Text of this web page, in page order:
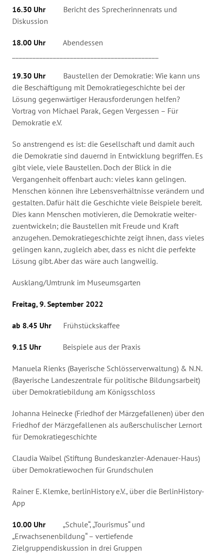
16.30 Uhr
Bericht des Sprecherinnenrats und
Diskussion
18.00 Uhr
Abendessen
19.30 Uhr Baustellen der Demokratie: Wie kann uns
die Beschäftigung mit Demokratiegeschichte bei der
Lösung gegenwärtiger Herausforderungen helfen?
Vortrag von Michael Parak, Gegen Vergessen – Für
Demokratie e.V.
So anstrengend es ist: die Gesellschaft und damit auch
die Demokratie sind dauernd in Entwicklung begriffen. Es
gibt viele, viele Baustellen. Doch der Blick in die
Vergangenheit offenbart auch: vieles kann gelingen.
Menschen können ihre Lebensverhältnisse verändern und
gestalten. Dafür hält die Geschichte viele Beispiele bereit.
Dies kann Menschen motivieren, die Demokratie weiter­
zuentwickeln; die Baustellen mit Freude und Kraft
anzugehen. Demokratie­geschichte zeigt ihnen, dass vieles
gelingen kann, zugleich aber, dass es nicht die perfekte
Lösung gibt. Aber das wäre auch langweilig.
Ausklang/Umtrunk im Museumsgarten
Freitag, 9. September 2022
ab 8.45 Uhr Frühstückskaffee
9.15 Uhr Beispiele aus der Praxis
Manuela Rienks (Bayerische Schlösserverwaltung) & N.N.
(Bayerische Landeszentrale für politische Bildungsarbeit)
über Demokratiebildung am Königsschloss
Johanna Heinecke (Friedhof der Märzgefallenen) über den
Friedhof der Märzgefallenen als außerschulischer Lernort
für Demokratiegeschichte
Claudia Waibel (Stiftung Bundeskanzler-Adenauer-Haus)
über Demokratiewochen für Grundschulen
Rainer E. Klemke, berlinHistory e.V., über die BerlinHistory-
App
10.00 Uhr
„Schule“, „Tourismus“ und
„Erwachsenenbildung“ – vertiefende
Zielgruppendiskussion in drei Gruppen